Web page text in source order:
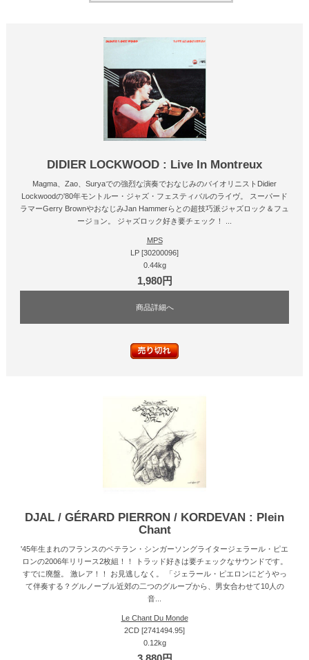
DIDIER LOCKWOOD : Live In Montreux
Magma、Zao、Suryaでの強烈な演奏でおなじみのバイオリニストDidier
Lockwoodの'80年モントルー・ジャズ・フェスティバルのライヴ。 スーパード
ラマーGerry BrownやおなじみJan Hammerらとの超技巧派ジャズロック＆フュ
ージョン。 ジャズロック好き要チェック！ ...
MPS
LP [30200096]
0.44kg
1,980円
商品詳細へ
DJAL / GÉRARD PIERRON / KORDEVAN : Plein
Chant
'45年生まれのフランスのベテラン・シンガーソングライタージェラール・ピエ
ロンの2006年リリース2枚組！！ トラッド好きは要チェックなサウンドです。
すでに廃盤。 激レア！！ お見逃しなく。 「ジェラール・ピエロンにどうやっ
て伴奏する？グルノーブル近郊の二つのグループから、男女合わせて10人の
音...
Le Chant Du Monde
2CD [2741494.95]
0.12kg